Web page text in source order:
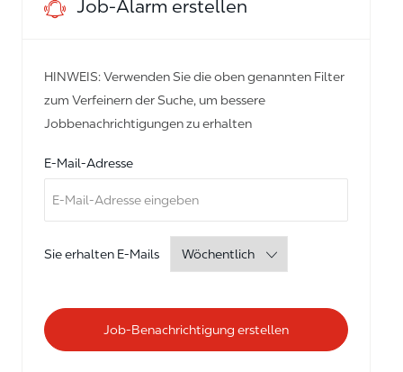
Job-Alarm erstellen
HINWEIS: Verwenden Sie die oben genannten Filter
zum Verfeinern der Suche, um bessere
Jobbenachrichtigungen zu erhalten
E-Mail-AdresseRequired
Sie erhalten E-MailsRequired
Job-Benachrichtigung erstellen